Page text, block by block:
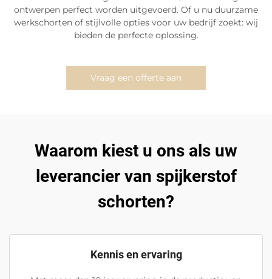
ontwerpen perfect worden uitgevoerd. Of u nu duurzame
werkschorten of stijlvolle opties voor uw bedrijf zoekt: wij
bieden de perfecte oplossing.
Vraag een offerte aan
Waarom kiest u ons als uw
leverancier van spijkerstof
schorten?
Kennis en ervaring